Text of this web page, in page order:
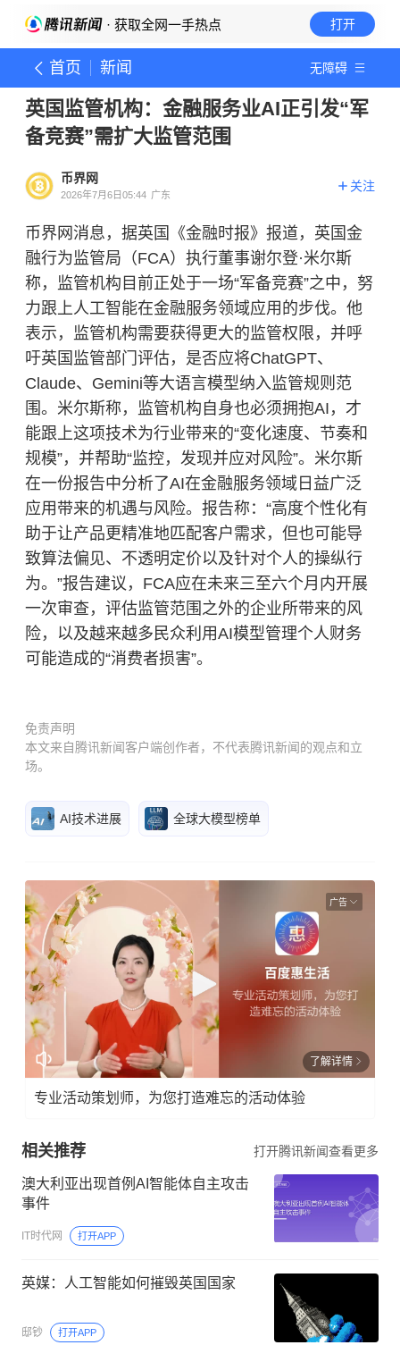
· 获取全网一手热点 打开
首页 新闻 无障碍
英国监管机构：金融服务业AI正引发“军
备竞赛”需扩大监管范围
币界网
2026年7月6日05:44 广东
关注
币界网消息，据英国《金融时报》报道，英国金
融行为监管局（FCA）执行董事谢尔登·米尔斯
称，监管机构目前正处于一场“军备竞赛”之中，努
力跟上人工智能在金融服务领域应用的步伐。他
表示，监管机构需要获得更大的监管权限，并呼
吁英国监管部门评估，是否应将ChatGPT、
Claude、Gemini等大语言模型纳入监管规则范
围。米尔斯称，监管机构自身也必须拥抱AI，才
能跟上这项技术为行业带来的“变化速度、节奏和
规模”，并帮助“监控，发现并应对风险”。米尔斯
在一份报告中分析了AI在金融服务领域日益广泛
应用带来的机遇与风险。报告称：“高度个性化有
助于让产品更精准地匹配客户需求，但也可能导
致算法偏见、不透明定价以及针对个人的操纵行
为。”报告建议，FCA应在未来三至六个月内开展
一次审查，评估监管范围之外的企业所带来的风
险，以及越来越多民众利用AI模型管理个人财务
可能造成的“消费者损害”。
免责声明
本文来自腾讯新闻客户端创作者，不代表腾讯新闻的观点和立
场。
AI技术进展 全球大模型榜单
广告
了解详情
专业活动策划师，为您打造难忘的活动体验
相关推荐 打开腾讯新闻查看更多
澳大利亚出现首例AI智能体自主攻击
事件
IT时代网 打开APP
英媒：人工智能如何摧毁英国国家
邸钞 打开APP